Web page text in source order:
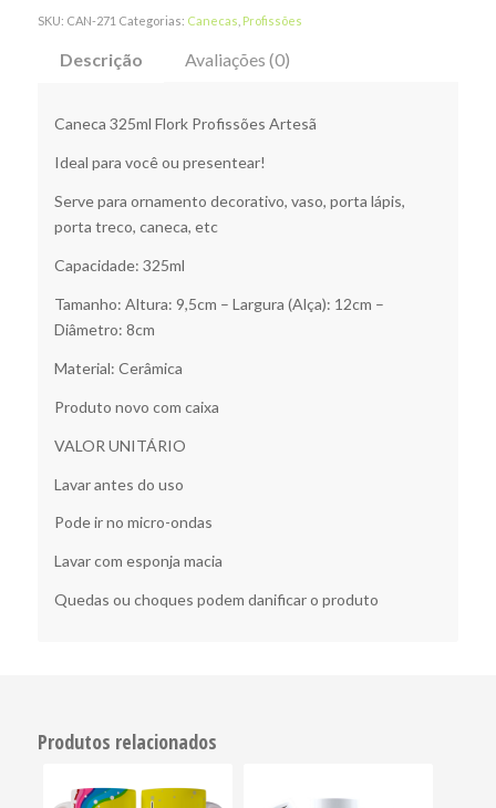
SKU: CAN-271 Categorias: Canecas Profissões
Descrição Avaliações (0)
Caneca 325ml Flork Profissões Artesã
Ideal para você ou presentear!
Serve para ornamento decorativo, vaso, porta lápis,
porta treco, caneca, etc
Capacidade: 325ml
Tamanho: Altura: 9,5cm – Largura (Alça): 12cm –
Diâmetro: 8cm
Material: Cerâmica
Produto novo com caixa
VALOR UNITÁRIO
Lavar antes do uso
Pode ir no micro-ondas
Lavar com esponja macia
Quedas ou choques podem danificar o produto
Produtos relacionados